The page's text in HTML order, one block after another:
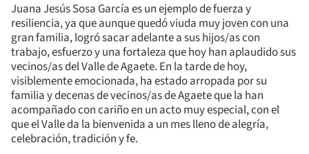
Juana Jesús Sosa García es un ejemplo de fuerza y
resiliencia, ya que aunque quedó viuda muy joven con una
gran familia, logró sacar adelante a sus hijos/as con
trabajo, esfuerzo y una fortaleza que hoy han aplaudido sus
vecinos/as del Valle de Agaete. En la tarde de hoy,
visiblemente emocionada, ha estado arropada por su
familia y decenas de vecinos/as de Agaete que la han
acompañado con cariño en un acto muy especial, con el
que el Valle da la bienvenida a un mes lleno de alegría,
celebración, tradición y fe.